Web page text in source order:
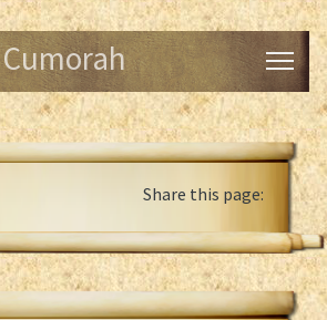
Cumorah
Share this page: